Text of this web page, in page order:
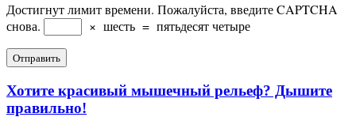
Достигнут лимит времени. Пожалуйста, введите CAPTCHA
снова.
× шесть = пятьдесят четыре
Хотите красивый мышечный рельеф? Дышите
правильно!